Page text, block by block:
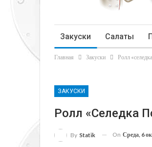
Закуски Салаты
Статьи
Главная Закуски Ролл
ЗАКУСКИ
Ролл «селедка
By Statik On Среда, 6